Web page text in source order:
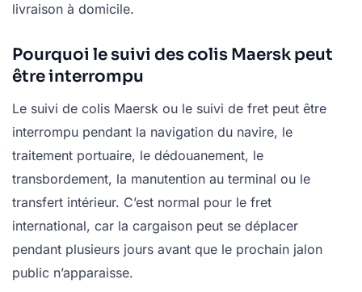
livraison à domicile.
Pourquoi le suivi des colis Maersk peut
être interrompu
Le suivi de colis Maersk ou le suivi de fret peut être
interrompu pendant la navigation du navire, le
traitement portuaire, le dédouanement, le
transbordement, la manutention au terminal ou le
transfert intérieur. C’est normal pour le fret
international, car la cargaison peut se déplacer
pendant plusieurs jours avant que le prochain jalon
public n’apparaisse.